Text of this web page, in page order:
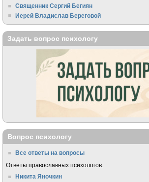
Священник Сергий Бегиян
Иерей Владислав Береговой
Задать вопрос психологу
Вопрос психологу
Все ответы на вопросы
Ответы православных психологов:
Никита Яночкин